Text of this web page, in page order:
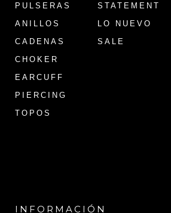
PULSERAS
ANILLOS
CADENAS
CHOKER
EARCUFF
PIERCING
TOPOS
STATEMENT
LO NUEVO
SALE
INFORMACIÓN